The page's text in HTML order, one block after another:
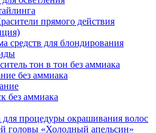
прямого действия
средств для блондирования
тон в тон без аммиака
без аммиака
без аммиака
для процедуры окрашивания волос
головы «Холодный апельсин»